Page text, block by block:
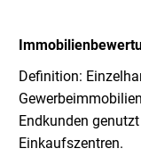
Definition:
Endkunden
Einkaufszentren.